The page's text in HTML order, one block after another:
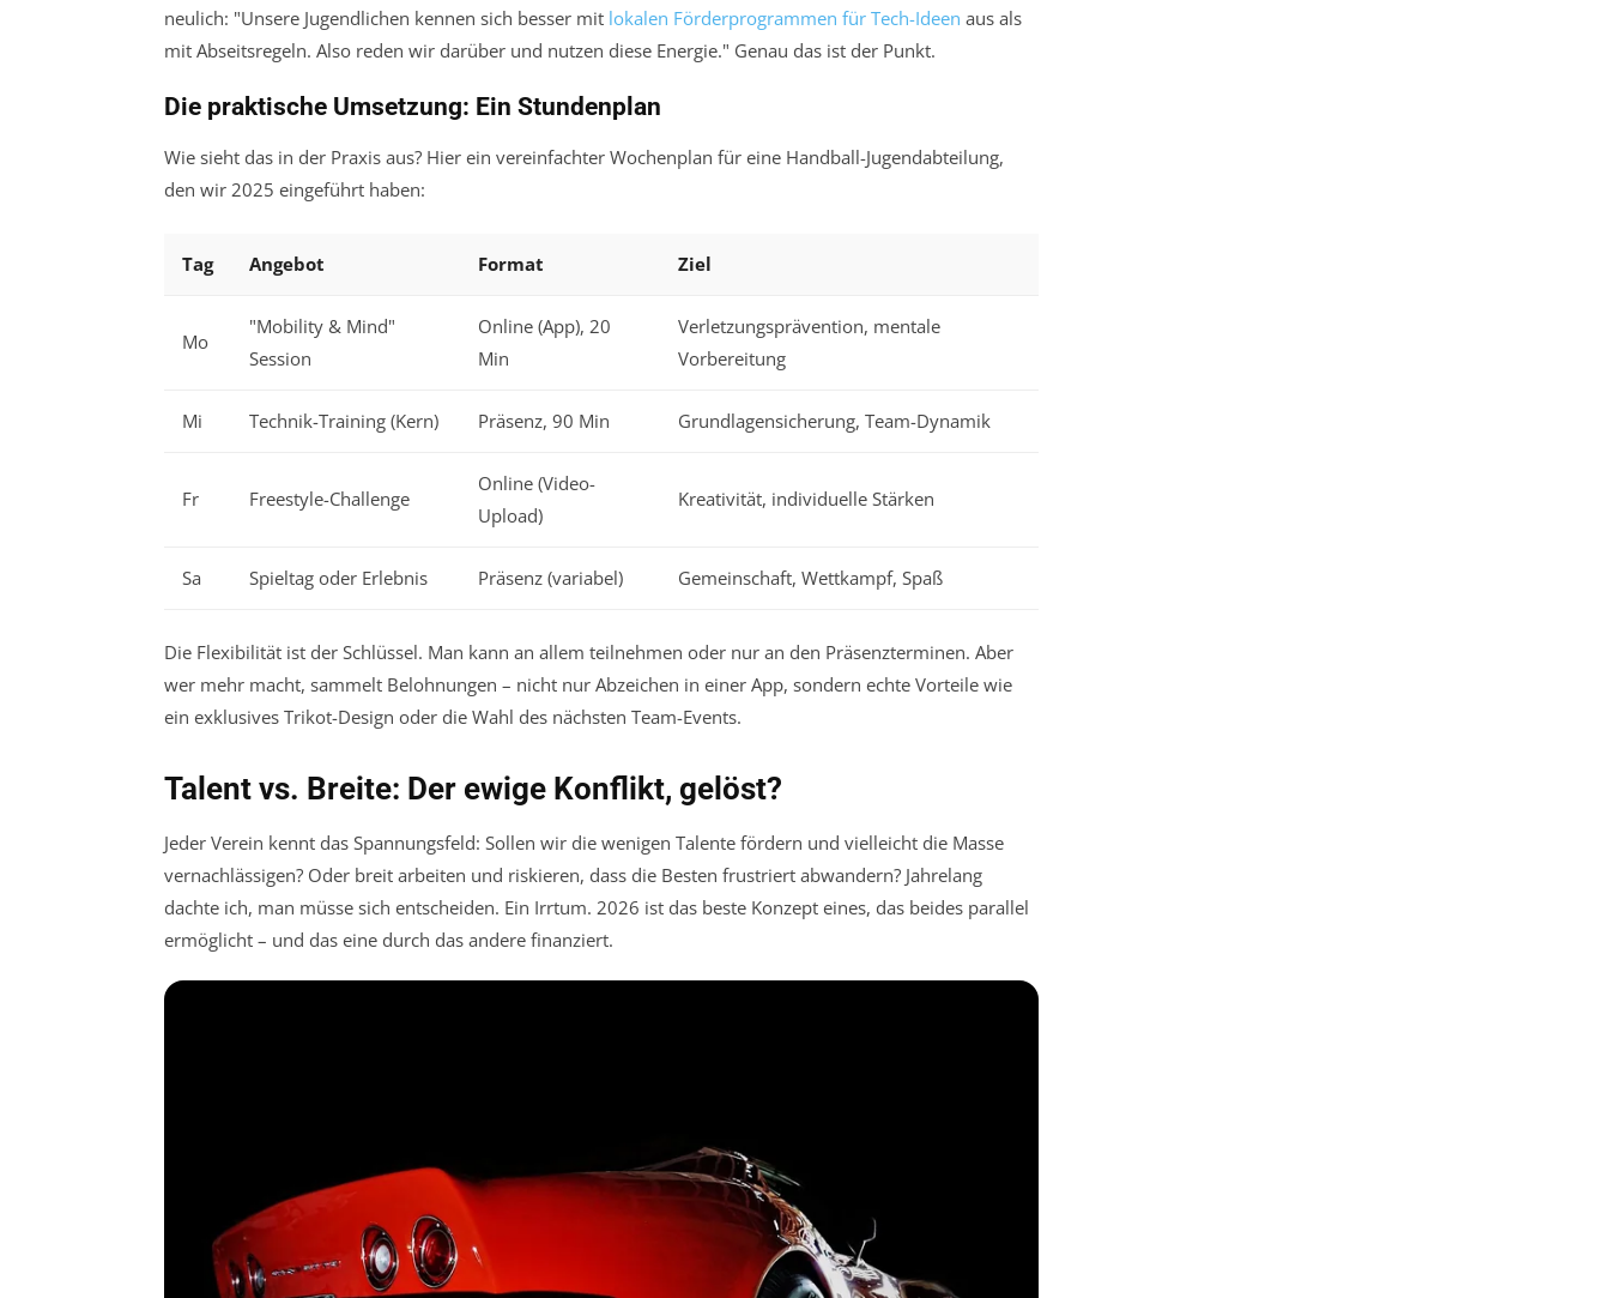
neulich: "Unsere Jugendlichen kennen sich besser mit lokalen Förderprogrammen für Tech-Ideen aus als
mit Abseitsregeln. Also reden wir darüber und nutzen diese Energie." Genau das ist der Punkt.
Die praktische Umsetzung: Ein Stundenplan
Wie sieht das in der Praxis aus? Hier ein vereinfachter Wochenplan für eine Handball-Jugendabteilung,
den wir 2025 eingeführt haben:
Tag Angebot Format Ziel
Mo
"Mobility & Mind"
Session
Online (App), 20
Min
Verletzungsprävention, mentale
Vorbereitung
Mi Technik-Training (Kern) Präsenz, 90 Min Grundlagensicherung, Team-Dynamik
Fr Freestyle-Challenge
Online (Video-
Upload)
Kreativität, individuelle Stärken
Sa Spieltag oder Erlebnis Präsenz (variabel) Gemeinschaft, Wettkampf, Spaß
Die Flexibilität ist der Schlüssel. Man kann an allem teilnehmen oder nur an den Präsenzterminen. Aber
wer mehr macht, sammelt Belohnungen – nicht nur Abzeichen in einer App, sondern echte Vorteile wie
ein exklusives Trikot-Design oder die Wahl des nächsten Team-Events.
Talent vs. Breite: Der ewige Konflikt, gelöst?
Jeder Verein kennt das Spannungsfeld: Sollen wir die wenigen Talente fördern und vielleicht die Masse
vernachlässigen? Oder breit arbeiten und riskieren, dass die Besten frustriert abwandern? Jahrelang
dachte ich, man müsse sich entscheiden. Ein Irrtum. 2026 ist das beste Konzept eines, das beides parallel
ermöglicht – und das eine durch das andere finanziert.